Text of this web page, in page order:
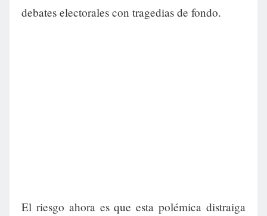
debates electorales con tragedias de fondo.
El riesgo ahora es que esta polémica distraiga